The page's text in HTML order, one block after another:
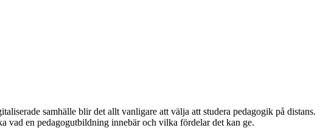
samhälle blir det allt vanligare att välja att studera pedagogik på distans.
vad en pedagogutbildning innebär och vilka fördelar det kan ge.